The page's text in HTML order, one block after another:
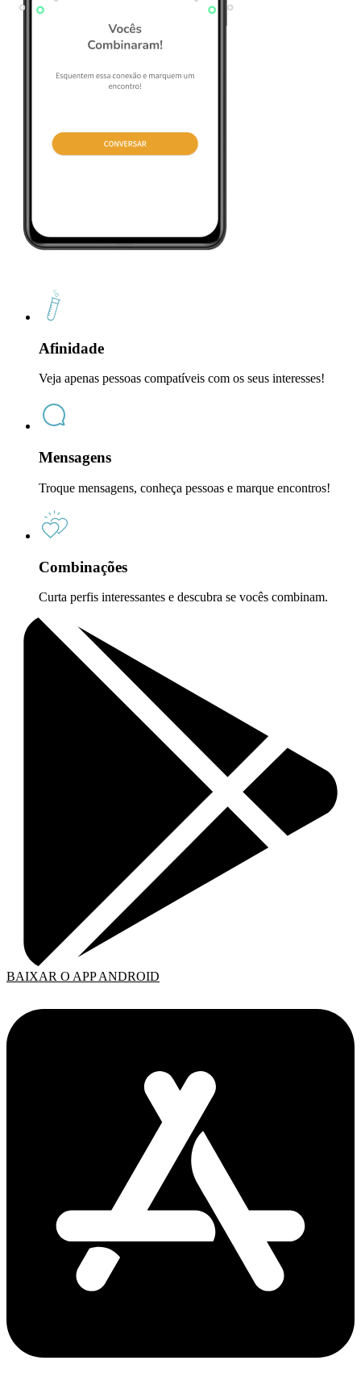
Afinidade
Veja apenas pessoas compatíveis com os seus interesses!
Mensagens
Troque mensagens, conheça pessoas e marque encontros!
Combinações
Curta perfis interessantes e descubra se vocês combinam.
BAIXAR O APP ANDROID